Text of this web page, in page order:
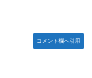
コメント欄へ引用